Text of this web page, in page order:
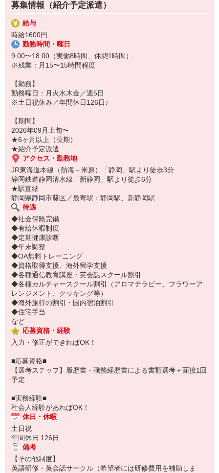
☆ノルマなし！マニュアルやトークスクリプトあり！ゼロから学べ
る環境です
募集情報（紹介予定派遣）
給与
時給1600円
勤務時間・曜日
9:00〜18:00（実働8時間、休憩1時間）
※残業：月15〜15時間程度
【勤務】
勤務曜日：月火水木金／週5日
※土日祝休み／年間休日126日♪
【期間】
2026年09月上旬〜
★6ヶ月以上（長期）
★紹介予定派遣
アクセス・勤務地
JR東海道本線（熱海－米原）「静岡」駅より徒歩3分
静岡鉄道静岡清水線「新静岡」駅より徒歩6分
★駅直結
静岡県静岡市葵区／最寄駅：静岡駅、新静岡駅
待遇
◆社会保険完備
◆有給休暇制度
◆定期健康診断
◆年末調整
◆OA無料トレーニング
◆資格取得支援、海外留学支援
◆各種通信教育講座・英会話スクール割引
◆各種カルチャースクール割引（アロマテラピー、フラワーア
レンジメント、クッキング等）
◆海外旅行の割引・国内宿泊割引
◆住宅手当
など
応募資格・経験
入力・修正ができればOK！
■応募資格■
【選考ステップ】履歴書・職務経歴書による書類選考＋面接1回
予定
■実務経験■
社会人経験があればOK！
休日・休暇
土日祝
年間休日:126日
備考
【その他制度】
英語研修・英会話サークル（希望者には研修費用を補助しま